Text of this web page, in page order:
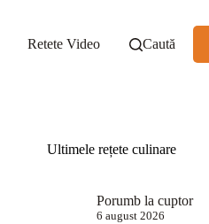
Retete Video Caută
Ultimele rețete culinare
Porumb la cuptor
6 august 2026